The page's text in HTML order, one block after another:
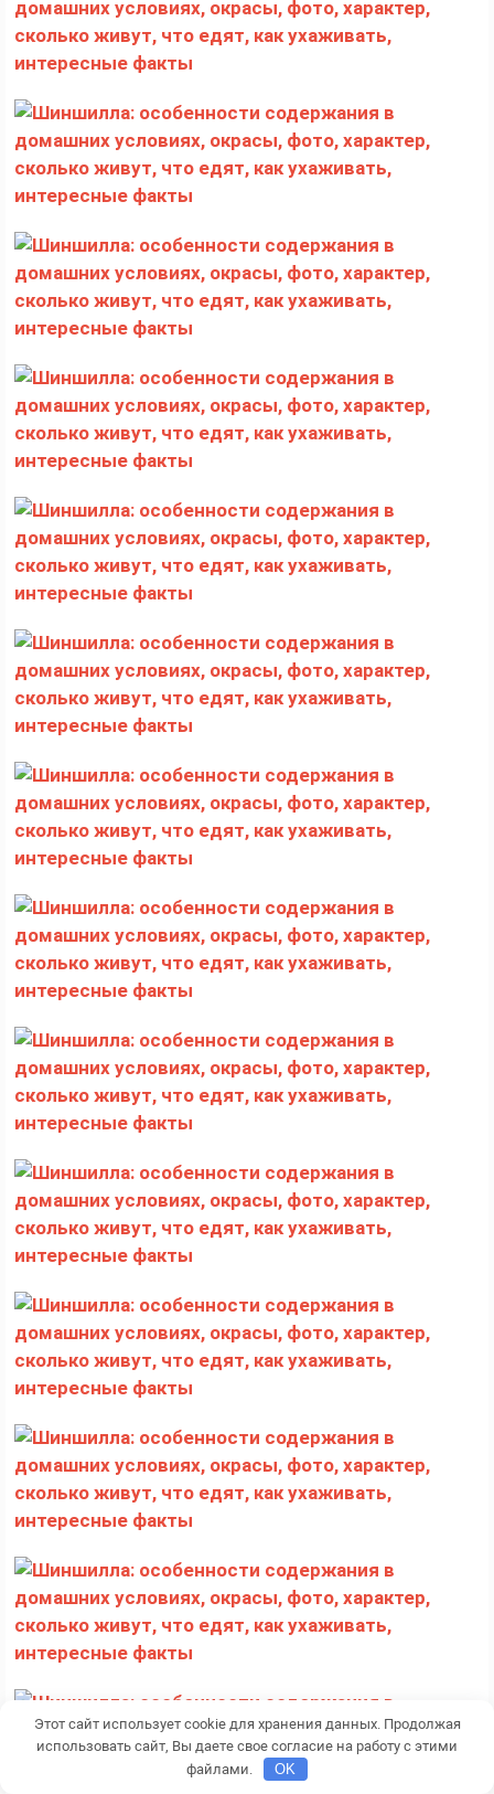
Этот сайт использует cookie для хранения данных. Продолжая
использовать сайт, Вы даете свое согласие на работу с этими
файлами.
OK